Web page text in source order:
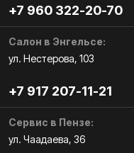
+7 960 322-20-70
Салон в Энгельсе:
ул. Нестерова, 103
+7 917 207-11-21
Сервис в Пензе:
ул. Чаадаева, 36